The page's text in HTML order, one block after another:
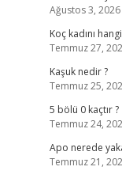
Ağustos 3, 2026
Koç kadını
Temmuz 27,
Kaşuk nedir ?
Temmuz 25,
5 bölü 0 kaçtır ?
Temmuz 24,
Apo nerede
Temmuz 21,